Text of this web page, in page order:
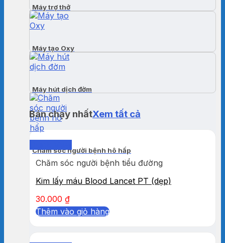
Máy trợ thở
Máy tạo Oxy
Máy hút dịch đờm
Chăm sóc người bệnh hô hấp
Bán chạy nhấtXem tất cả
Chăm sóc người bệnh tiểu đường
Kim lấy máu Blood Lancet PT (dẹp)
30.000 ₫
Thêm vào giỏ hàng